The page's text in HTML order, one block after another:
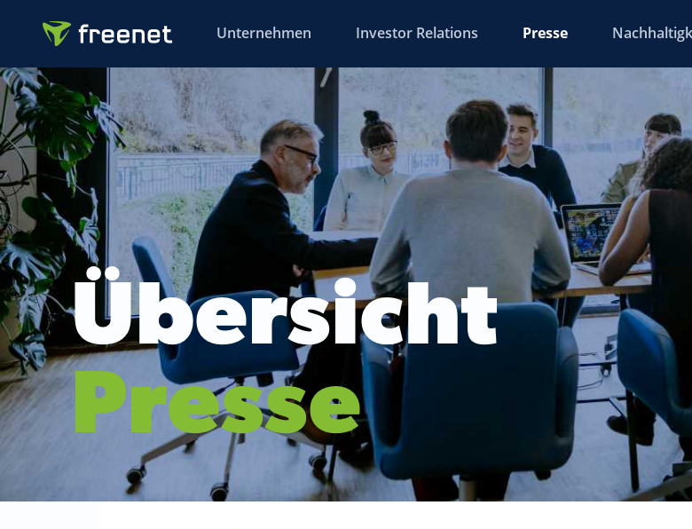
Unternehmen Investor Relations Presse
Übersicht
Presse